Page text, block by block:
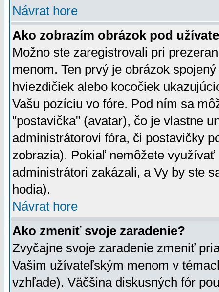
Návrat hore
Ako zobrazím obrázok pod
Možno ste zaregistrovali pri
menom. Ten prvý je obrázok
hviezdičiek alebo kocočiek
Vašu pozíciu vo fóre. Pod ním sa
"postavička" (avatar), čo je vlastne
administrátorovi fóra, či postavičky
zobrazia). Pokiaľ nemôžete
administrátori zakázali, a Vy by ste
hodia).
Návrat hore
Ako zmeniť svoje zaradenie?
Zvyčajne svoje zaradenie zmeniť
Vašim užívateľským menom v
vzhľade). Väčšina diskusných fór